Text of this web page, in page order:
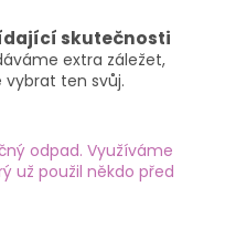
skutečnosti
extra záležet,
ten svůj.
odpad. Využíváme
už použil někdo před